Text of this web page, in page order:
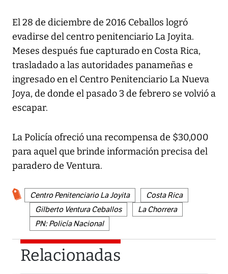
El 28 de diciembre de 2016 Ceballos logró
evadirse del centro penitenciario La Joyita.
Meses después fue capturado en Costa Rica,
trasladado a las autoridades panameñas e
ingresado en el Centro Penitenciario La Nueva
Joya, de donde el pasado 3 de febrero se volvió a
escapar.
La Policía ofreció una recompensa de $30,000
para aquel que brinde información precisa del
paradero de Ventura.
Centro Penitenciario La Joyita
Costa Rica
Gilberto Ventura Ceballos
La Chorrera
PN: Policía Nacional
Relacionadas